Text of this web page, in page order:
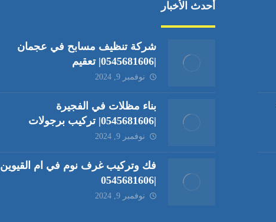
أحدث الأخبار
شركة تنظيف مسابح في عجمان
|0545681606| تعقيم
نوفمبر 9, 2024
بناء مظلات في الفجيرة
|0545681606| تركيب برجولات
نوفمبر 9, 2024
فك وتركيب غرف نوم في ام القيوين
|0545681606
نوفمبر 9, 2024